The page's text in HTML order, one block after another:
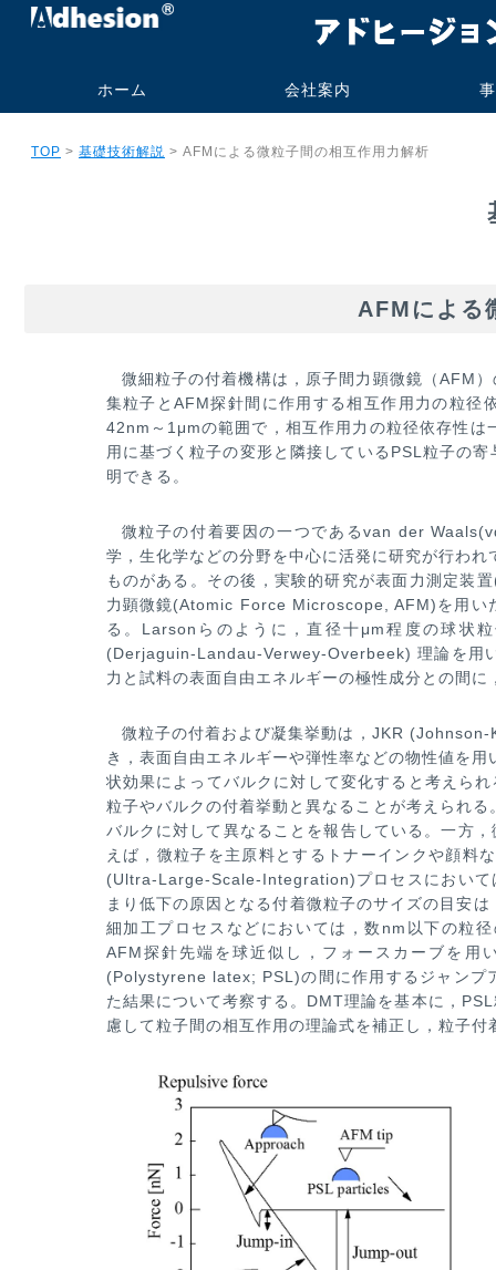
ホーム 会社案内
TOP > 基礎技術解説 > AFMによる微粒子間の相互作用力解析
AFMによる
微細粒子の付着機構は，原子間力顕微鏡（AFM
集粒子とAFM探針間に作用する相互作用力の粒径
42nm～1μmの範囲で，相互作用力の粒径依存性は
用に基づく粒子の変形と隣接しているPSL粒子の
明できる。
微粒子の付着要因の一つであるvan der
学，生化学などの分野を中心に活発に研究が行われ
ものがある。その後，実験的研究が表面力測定装
力顕微鏡(Atomic Force Microscope, AFM)を用い
る。Larsonらのように，直径十μm程度の球状
(Derjaguin-Landau-Verwey-Overbeek) 理論を用
力と試料の表面自由エネルギーの極性成分との間
微粒子の付着および凝集挙動は，JKR
き，表面自由エネルギーや弾性率などの物性値を用
状効果によってバルクに対して変化すると考えら
粒子やバルクの付着挙動と異なることが考えられ
バルクに対して異なることを報告している。一方，
えば，微粒子を主原料とするトナーインクや顔料
(Ultra-Large-Scale-Integration)プロセスにおいて
まり低下の原因となる付着微粒子のサイ ズの目安
細加工プロセスなどにおいては，数nm以下の粒
AFM探針先端を球近似し，フォースカーブを用
(Polystyrene latex; PSL)の間に作用するジ ャンプ
た結果について考察する。DMT理論を基本に，
慮して粒子間の相互作用の理論式を補正し，粒子付